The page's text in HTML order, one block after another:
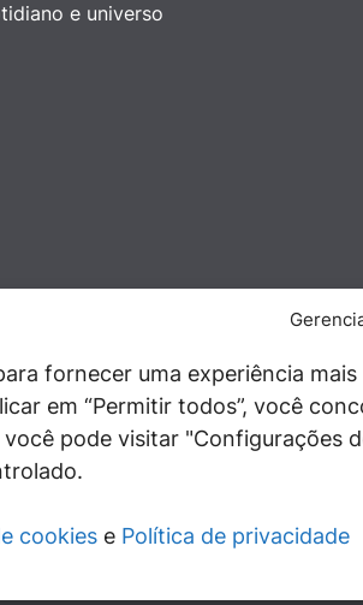
fornecer uma experiência
em “Permitir todos”, você
pode visitar "Configurações
cookies e Política de privacidade
e universo